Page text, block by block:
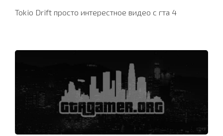
Tokio Drift просто интерестное видео с гта 4